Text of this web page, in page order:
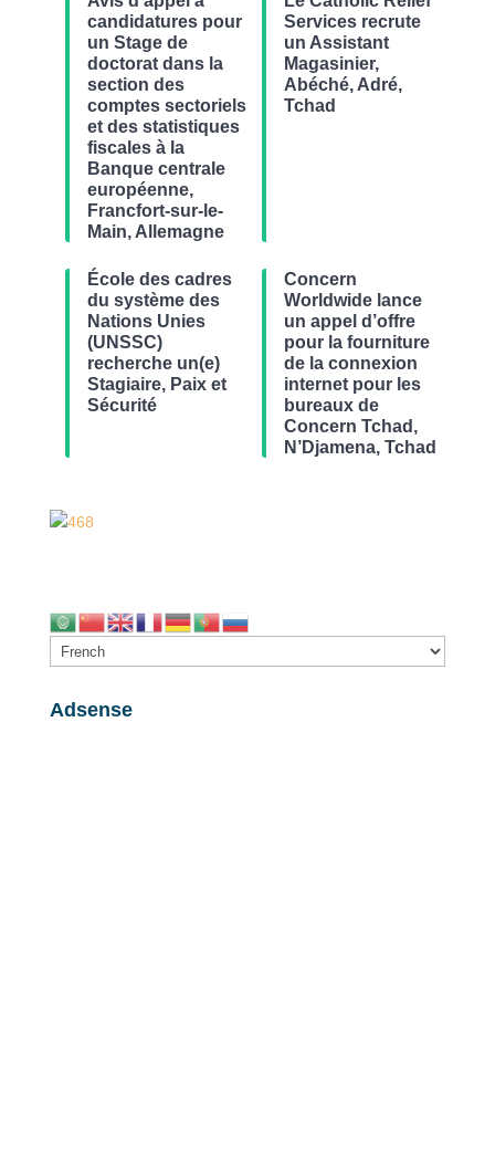
candidatures pour
un Stage de
doctorat dans la
section des
comptes sectoriels
et des statistiques
fiscales à la
Banque centrale
européenne,
Francfort-sur-le-
Main, Allemagne
Services recrute
un Assistant
Magasinier,
Abéché, Adré,
Tchad
École des cadres
du système des
Nations Unies
(UNSSC)
recherche un(e)
Stagiaire, Paix et
Sécurité
Concern
Worldwide lance
un appel d’offre
pour la fourniture
de la connexion
internet pour les
bureaux de
Concern Tchad,
N’Djamena, Tchad
Adsense